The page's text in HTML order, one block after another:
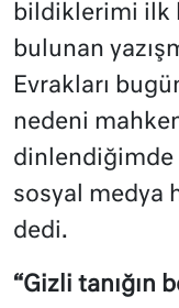
bildiklerimi ilk
bulunan
Evrakları
nedeni
dinlendiğimde
sosyal medya
dedi.
“Gizli tanığın